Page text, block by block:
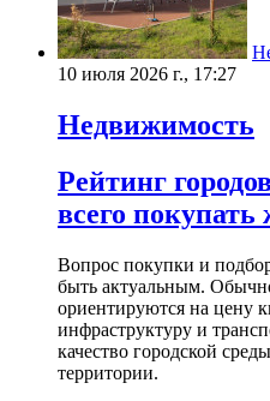
10 июля 2026 г., 17:27
Недвижимость
Рейтинг
всего покупать
Вопрос покупки и
быть актуальным.
ориентируются на цену
инфраструктуру и
качество городской
территории.